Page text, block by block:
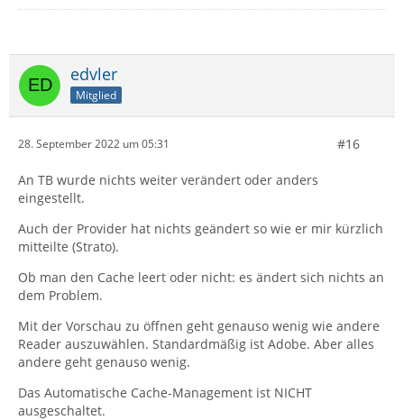
edvler
Mitglied
28. September 2022 um 05:31 #16
An TB wurde nichts weiter verändert oder anders
eingestellt.
Auch der Provider hat nichts geändert so wie er mir kürzlich
mitteilte (Strato).
Ob man den Cache leert oder nicht: es ändert sich nichts an
dem Problem.
Mit der Vorschau zu öffnen geht genauso wenig wie andere
Reader auszuwählen. Standardmäßig ist Adobe. Aber alles
andere geht genauso wenig.
Das Automatische Cache-Management ist NICHT
ausgeschaltet.